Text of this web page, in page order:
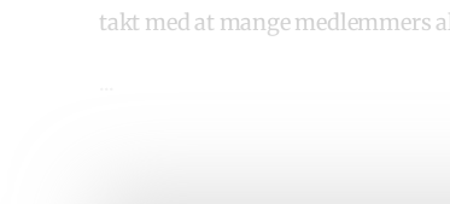
takt med at mange medlemmers